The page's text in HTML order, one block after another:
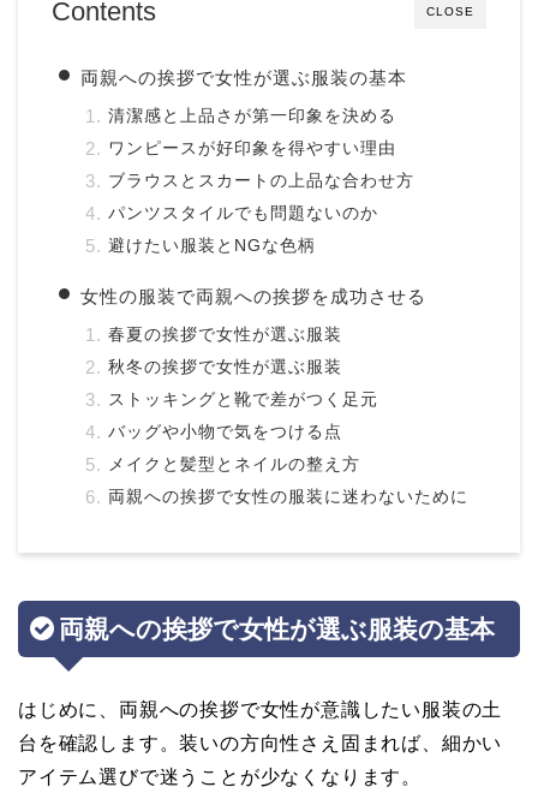
CLOSE
Contents
両親への挨拶で女性が選ぶ服装の基本
清潔感と上品さが第一印象を決める
ワンピースが好印象を得やすい理由
ブラウスとスカートの上品な合わせ方
パンツスタイルでも問題ないのか
避けたい服装とNGな色柄
女性の服装で両親への挨拶を成功させる
春夏の挨拶で女性が選ぶ服装
秋冬の挨拶で女性が選ぶ服装
ストッキングと靴で差がつく足元
バッグや小物で気をつける点
メイクと髪型とネイルの整え方
両親への挨拶で女性の服装に迷わないために
両親への挨拶で女性が選ぶ服装の基本
はじめに、両親への挨拶で女性が意識したい服装の土
台を確認します。装いの方向性さえ固まれば、細かい
アイテム選びで迷うことが少なくなります。